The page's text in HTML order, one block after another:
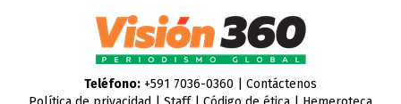
Teléfono:+591 7036-0360 | Contáctenos